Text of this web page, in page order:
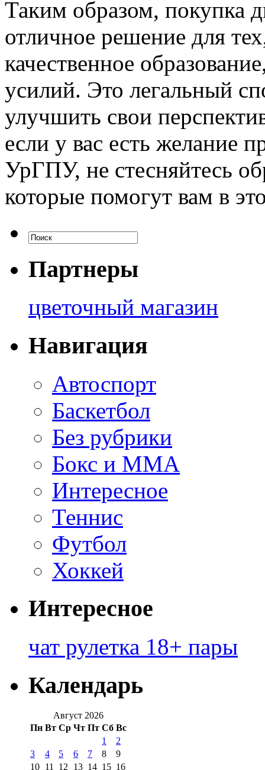
Таким образом,
отличное решение для
качественное
усилий. Это легальный
улучшить свои
если у вас есть
УрГПУ, не стесняйтесь
которые помогут вам в
Партнеры
цветочный магазин
Навигация
Автоспорт
Баскетбол
Без рубрики
Бокс и ММА
Интересное
Теннис
Футбол
Хоккей
Интересное
чат рулетка 18+ пары
Календарь
Август 2026
Пн Вт Ср Чт Пт Сб Вс
1
2
3
4 5 6 7 8
9
10 11 12 13 14 15 16